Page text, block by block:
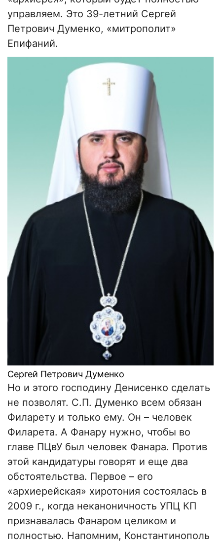
управляем. Это 39-летний Сергей
Петрович Думенко, «митрополит»
Епифаний.
Сергей Петрович Думенко
Но и этого господину Денисенко сделать
не позволят. С.П. Думенко всем обязан
Филарету и только ему. Он – человек
Филарета. А Фанару нужно, чтобы во
главе ПЦвУ был человек Фанара. Против
этой кандидатуры говорят и еще два
обстоятельства. Первое – его
«архиерейская» хиротония состоялась в
2009 г., когда неканоничность УПЦ КП
признавалась Фанаром целиком и
полностью. Напомним, Константинополь